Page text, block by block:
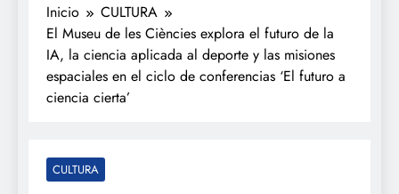
Inicio
CULTURA
El Museu de les Ciències explora el futuro de la
IA, la ciencia aplicada al deporte y las misiones
espaciales en el ciclo de conferencias ‘El futuro a
ciencia cierta’
CULTURA